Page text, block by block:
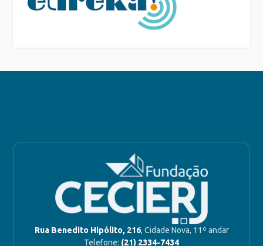
Rua Benedito Hipólito, 216, Cidade Nova, 11º andar
Telefone: (21) 2334-7434